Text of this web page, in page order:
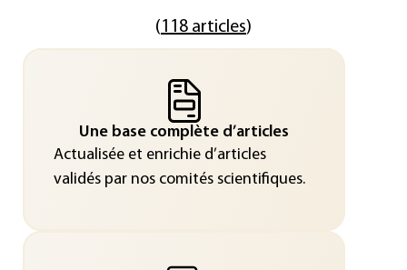
(118 articles)
Une base complète d’articles
Actualisée et enrichie d’articles
validés par nos comités scientifiques.